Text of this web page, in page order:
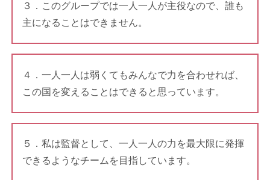
３．このグループでは一人一人が主役なので、誰も
主になることはできません。
４．一人一人は弱くてもみんなで力を合わせれば、
この国を変えることはできると思っています。
５．私は監督として、一人一人の力を最大限に発揮
できるようなチームを目指しています。